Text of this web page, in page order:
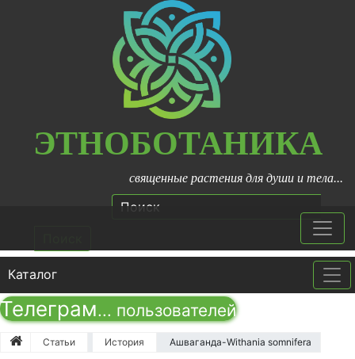
ЭТНОБОТАНИКА
священные растения для души и тела...
Каталог
Телеграм... пользователей
Статьи История Ашваганда-Withania somnifera